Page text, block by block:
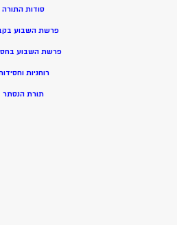
סודות התורה
פרשת השבוע
פרשת השבוע
רוחניות
תורת הנסתר